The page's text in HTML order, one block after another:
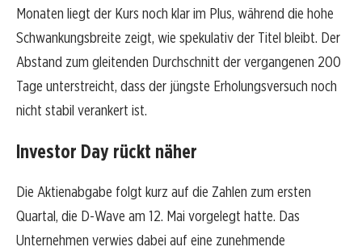
Monaten liegt der Kurs noch klar im Plus, während die hohe
Schwankungsbreite zeigt, wie spekulativ der Titel bleibt. Der
Abstand zum gleitenden Durchschnitt der vergangenen 200
Tage unterstreicht, dass der jüngste Erholungsversuch noch
nicht stabil verankert ist.
Investor Day rückt näher
Die Aktienabgabe folgt kurz auf die Zahlen zum ersten
Quartal, die D-Wave am 12. Mai vorgelegt hatte. Das
Unternehmen verwies dabei auf eine zunehmende